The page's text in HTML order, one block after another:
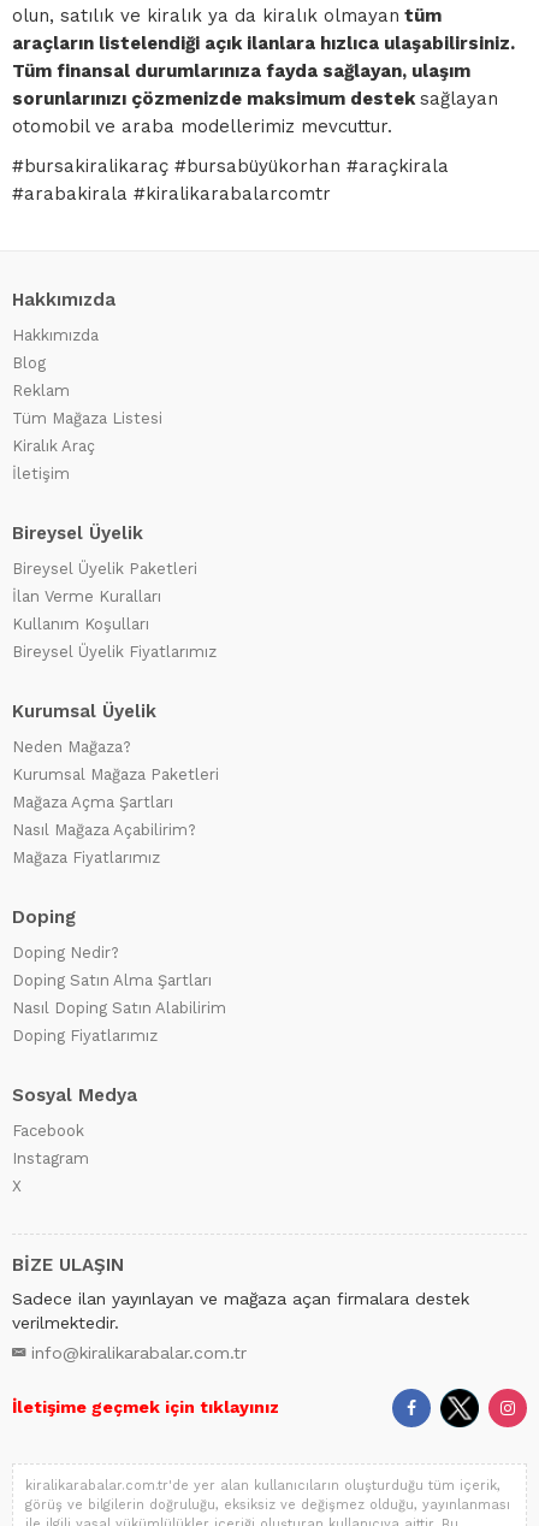
olun, satılık ve kiralık ya da kiralık olmayan tüm
araçların listelendiği açık ilanlara hızlıca ulaşabilirsiniz.
Tüm finansal durumlarınıza fayda sağlayan, ulaşım
sorunlarınızı çözmenizde maksimum destek sağlayan
otomobil ve araba modellerimiz mevcuttur.
#bursakiralikaraç #bursabüyükorhan #araçkirala
#arabakirala #kiralikarabalarcomtr
Hakkımızda
Hakkımızda
Blog
Reklam
Tüm Mağaza Listesi
Kiralık Araç
İletişim
Bireysel Üyelik
Bireysel Üyelik Paketleri
İlan Verme Kuralları
Kullanım Koşulları
Bireysel Üyelik Fiyatlarımız
Kurumsal Üyelik
Neden Mağaza?
Kurumsal Mağaza Paketleri
Mağaza Açma Şartları
Nasıl Mağaza Açabilirim?
Mağaza Fiyatlarımız
Doping
Doping Nedir?
Doping Satın Alma Şartları
Nasıl Doping Satın Alabilirim
Doping Fiyatlarımız
Sosyal Medya
Facebook
Instagram
X
BİZE ULAŞIN
Sadece ilan yayınlayan ve mağaza açan firmalara destek
verilmektedir.
info@kiralikarabalar.com.tr
İletişime geçmek için tıklayınız
kiralikarabalar.com.tr'de yer alan kullanıcıların oluşturduğu tüm içerik,
görüş ve bilgilerin doğruluğu, eksiksiz ve değişmez olduğu, yayınlanması